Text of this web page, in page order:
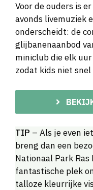
Voor de ouders is
avonds livemuziek
onderscheidt: de
glijbanenaanbod
miniclub die elk
zodat kids niet
TIP – Als je even
breng dan een
Nationaal Park Ras
fantastische plek
talloze kleurrijke